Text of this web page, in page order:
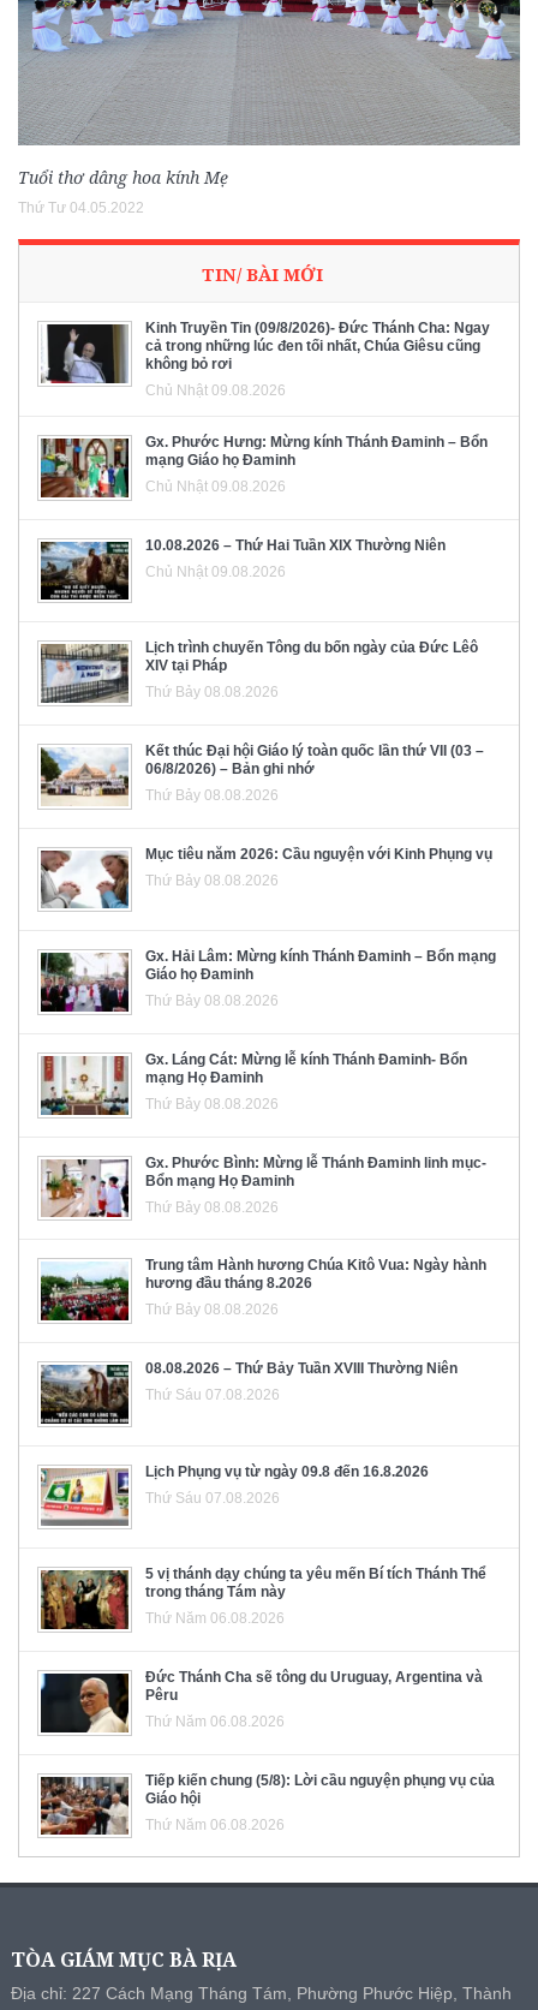
Tuổi thơ dâng hoa kính Mẹ
Thứ Tư 04.05.2022
TIN/ BÀI MỚI
Kinh Truyền Tin (09/8/2026)- Đức Thánh Cha: Ngay
cả trong những lúc đen tối nhất, Chúa Giêsu cũng
không bỏ rơi
Chủ Nhật 09.08.2026
Gx. Phước Hưng: Mừng kính Thánh Đaminh – Bổn
mạng Giáo họ Đaminh
Chủ Nhật 09.08.2026
10.08.2026 – Thứ Hai Tuần XIX Thường Niên
Chủ Nhật 09.08.2026
Lịch trình chuyến Tông du bốn ngày của Đức Lêô
XIV tại Pháp
Thứ Bảy 08.08.2026
Kết thúc Đại hội Giáo lý toàn quốc lần thứ VII (03 –
06/8/2026) – Bản ghi nhớ
Thứ Bảy 08.08.2026
Mục tiêu năm 2026: Cầu nguyện với Kinh Phụng vụ
Thứ Bảy 08.08.2026
Gx. Hải Lâm: Mừng kính Thánh Đaminh – Bổn mạng
Giáo họ Đaminh
Thứ Bảy 08.08.2026
Gx. Láng Cát: Mừng lễ kính Thánh Đaminh- Bổn
mạng Họ Đaminh
Thứ Bảy 08.08.2026
Gx. Phước Bình: Mừng lễ Thánh Đaminh linh mục-
Bổn mạng Họ Đaminh
Thứ Bảy 08.08.2026
Trung tâm Hành hương Chúa Kitô Vua: Ngày hành
hương đầu tháng 8.2026
Thứ Bảy 08.08.2026
08.08.2026 – Thứ Bảy Tuần XVIII Thường Niên
Thứ Sáu 07.08.2026
Lịch Phụng vụ từ ngày 09.8 đến 16.8.2026
Thứ Sáu 07.08.2026
5 vị thánh dạy chúng ta yêu mến Bí tích Thánh Thể
trong tháng Tám này
Thứ Năm 06.08.2026
Đức Thánh Cha sẽ tông du Uruguay, Argentina và
Pêru
Thứ Năm 06.08.2026
Tiếp kiến chung (5/8): Lời cầu nguyện phụng vụ của
Giáo hội
Thứ Năm 06.08.2026
TÒA GIÁM MỤC BÀ RỊA
Địa chỉ: 227 Cách Mạng Tháng Tám, Phường Phước Hiệp, Thành